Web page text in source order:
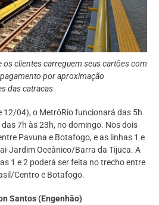
clientes carreguem seus cartões com
por aproximação
das catracas
12/04), o MetrôRio funcionará das 5h
7h às 23h, no domingo. Nos dois
Pavuna e Botafogo, e as linhas 1 e
Jardim Oceânico/Barra da Tijuca. A
1 e 2 poderá ser feita no trecho entre
Centro e Botafogo.
Santos (Engenhão)